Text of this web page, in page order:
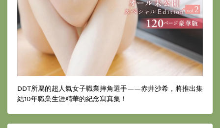
DDT所屬的超人氣女子職業摔角選手——赤井沙希，將推出集
結10年職業生涯精華的紀念寫真集！